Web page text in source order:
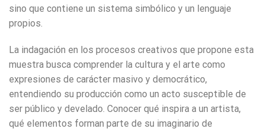
sino que contiene un sistema simbólico y un lenguaje
propios.
La indagación en los procesos creativos que propone esta
muestra busca comprender la cultura y el arte como
expresiones de carácter masivo y democrático,
entendiendo su producción como un acto susceptible de
ser público y develado. Conocer qué inspira a un artista,
qué elementos forman parte de su imaginario de